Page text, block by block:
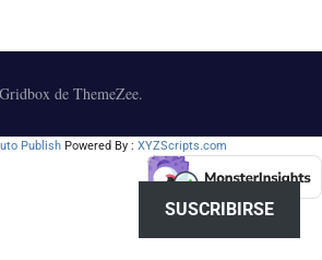
de ThemeZee.
Publish Powered By : XYZScripts.com
SUSCRIBIRSE